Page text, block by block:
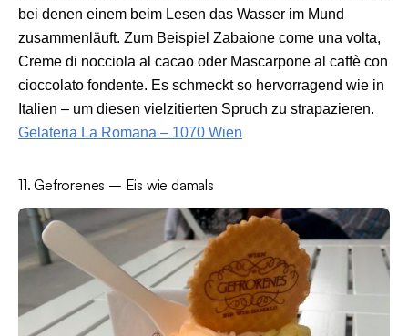
bei denen einem beim Lesen das Wasser im Mund
zusammenläuft. Zum Beispiel Zabaione come una volta,
Creme di nocciola al cacao oder Mascarpone al caffè con
cioccolato fondente. Es schmeckt so hervorragend wie in
Italien – um diesen vielzitierten Spruch zu strapazieren.
Gelateria La Romana – 1070 Wien
11. Gefrorenes – Eis wie damals